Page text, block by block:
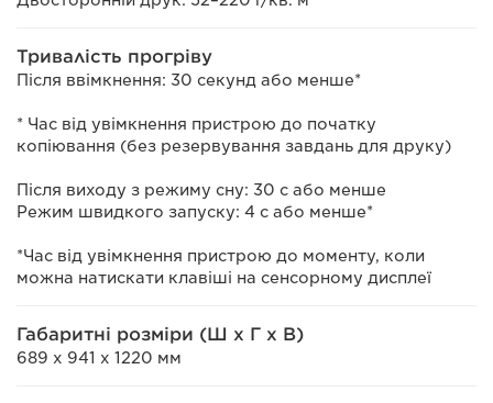
Тривалість прогріву
Після ввімкнення: 30 секунд або менше*
* Час від увімкнення пристрою до початку
копіювання (без резервування завдань для друку)
Після виходу з режиму сну: 30 с або менше
Режим швидкого запуску: 4 с або менше*
*Час від увімкнення пристрою до моменту, коли
можна натискати клавіші на сенсорному дисплеї
Габаритні розміри (Ш x Г x В)
689 x 941 x 1220 мм